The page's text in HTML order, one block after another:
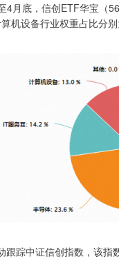
底，信创ETF华宝（
机设备行业权重占比分
踪中证信创指数，该指